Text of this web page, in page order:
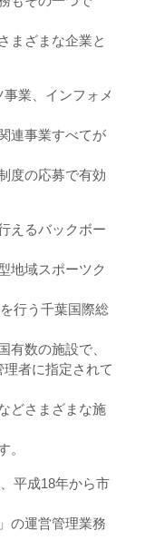
まざまな企業と
業、インフォメ
連事業すべてが
度の応募で有効
えるバックボー
地域スポーツク
行う千葉国際総
有数の施設で、
者に指定されて
どさまざまな施
。
平成18年から市
の運営管理業務